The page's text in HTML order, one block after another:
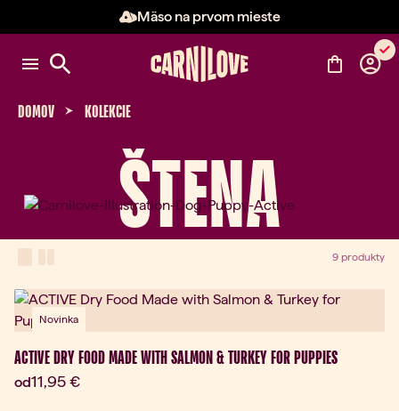
Mäso na prvom mieste
Položka 2 z 3: Mäso na prvom
DOMOV KOLEKCIE
ŠTENA
9 produkty
Novinka
ACTIVE DRY FOOD MADE WITH SALMON & TURKEY FOR PUPPIES
odAktuálna cena:
11,95 €